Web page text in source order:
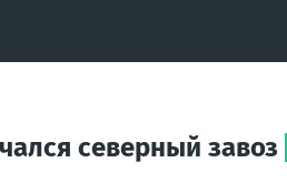
северный завоз